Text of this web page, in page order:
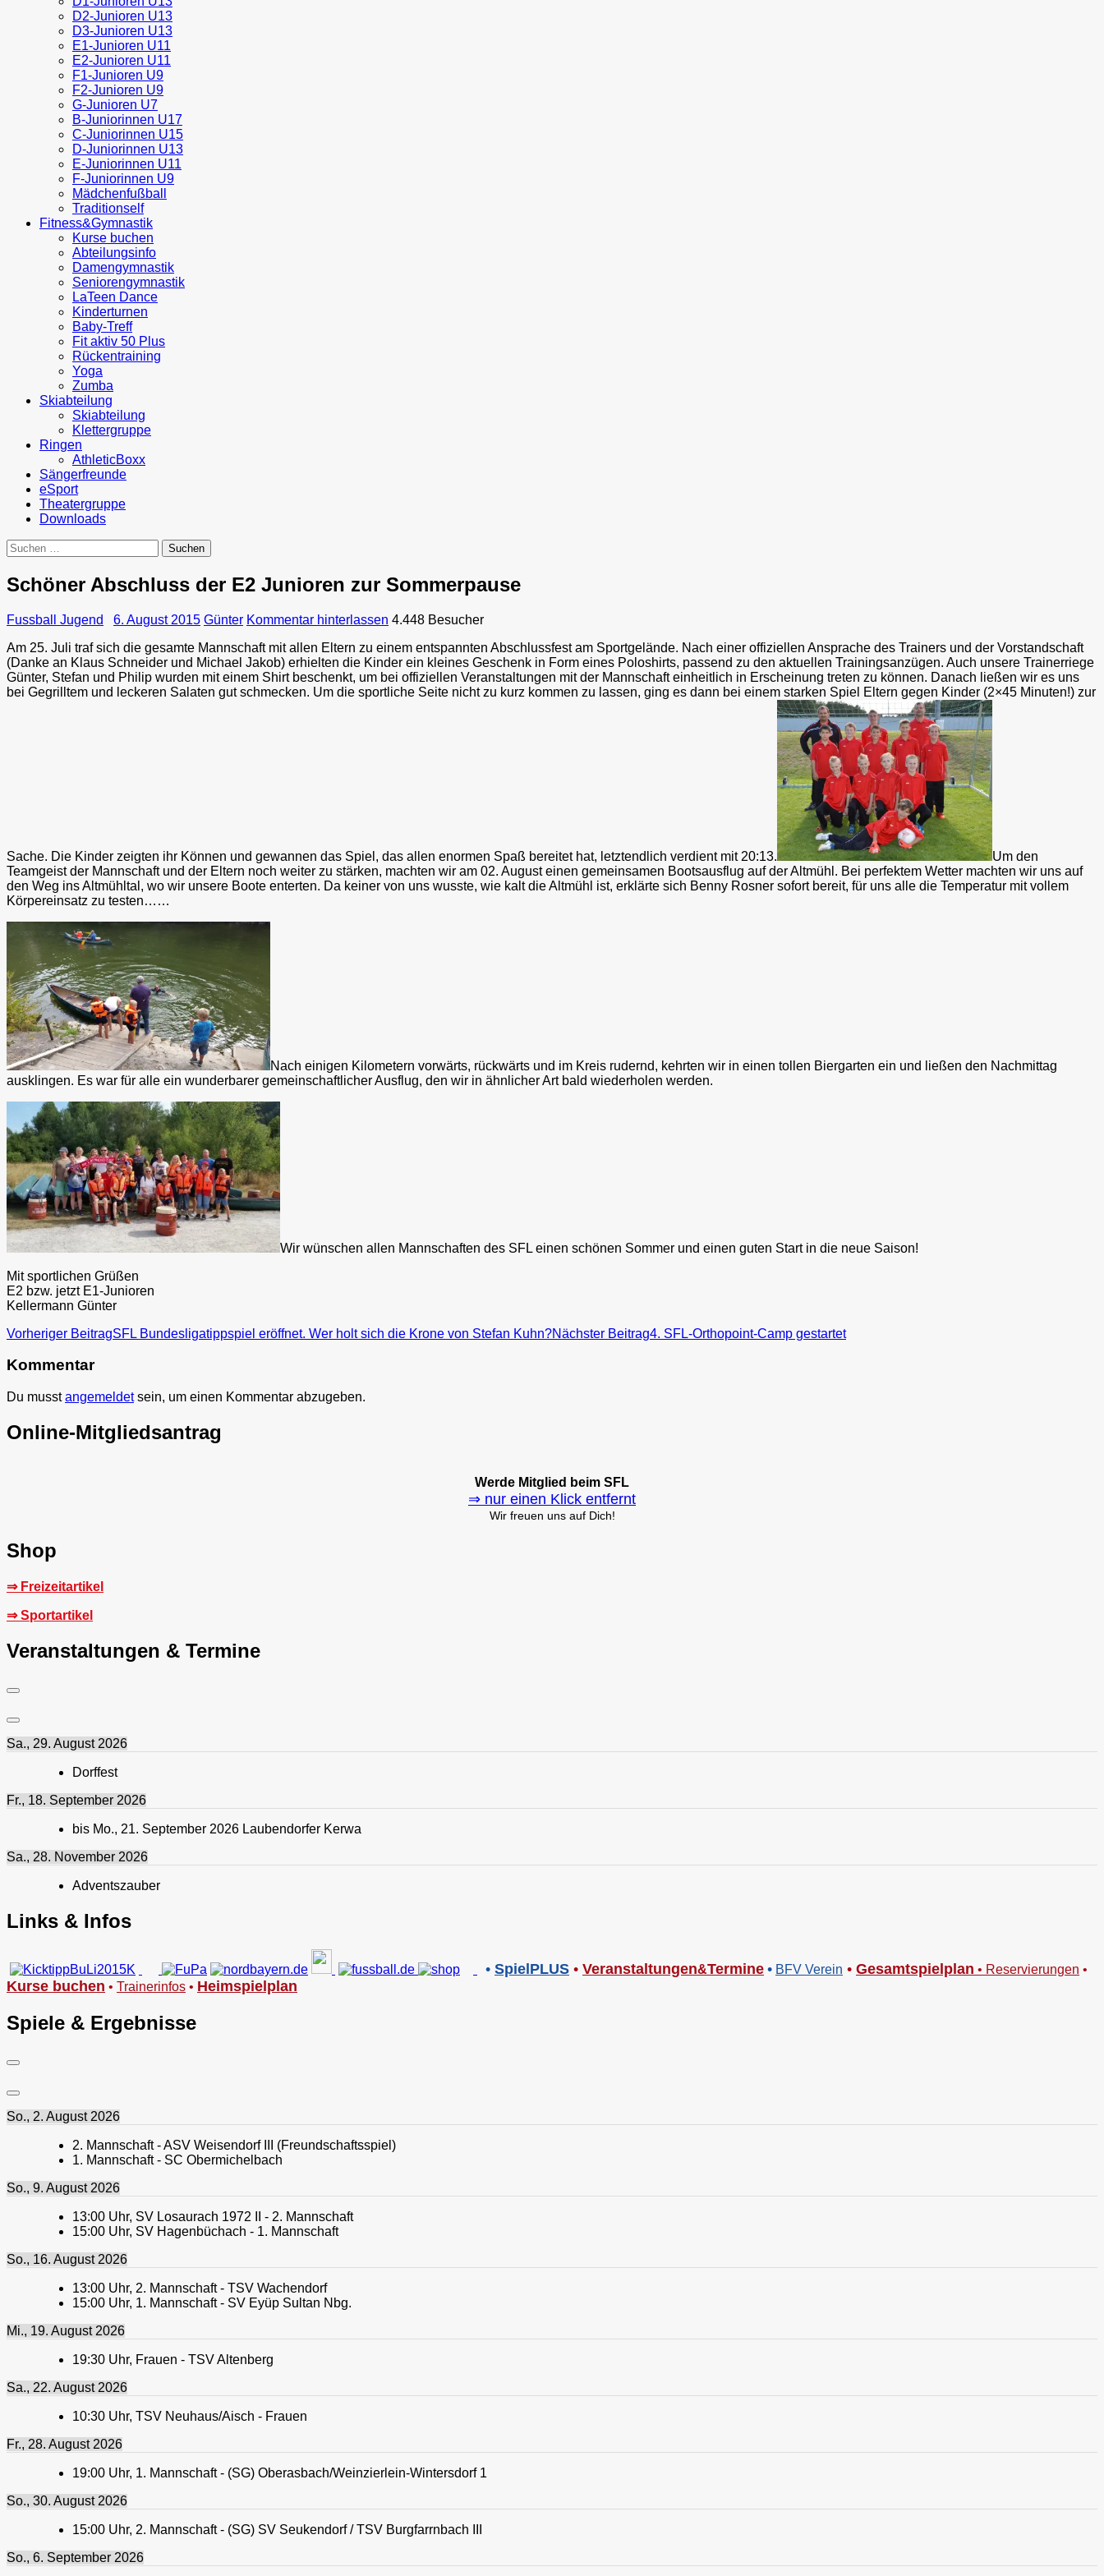
D2-Junioren U13
D3-Junioren U13
E1-Junioren U11
E2-Junioren U11
F1-Junioren U9
F2-Junioren U9
G-Junioren U7
B-Juniorinnen U17
C-Juniorinnen U15
D-Juniorinnen U13
E-Juniorinnen U11
F-Juniorinnen U9
Mädchenfußball
Traditionself
Fitness&Gymnastik
Kurse buchen
Abteilungsinfo
Damengymnastik
Seniorengymnastik
LaTeen Dance
Kinderturnen
Baby-Treff
Fit aktiv 50 Plus
Rückentraining
Yoga
Zumba
Skiabteilung
Skiabteilung
Klettergruppe
Ringen
AthleticBoxx
Sängerfreunde
eSport
Theatergruppe
Downloads
Suchen
nach:
Schöner Abschluss der E2 Junioren zur Sommerpause
Fussball Jugend 6. August 2015 Günter Kommentar hinterlassen 4.448 Besucher
Am 25. Juli traf sich die gesamte Mannschaft mit allen Eltern zu einem entspannten Abschlussfest am Sportgelände. Nach einer offiziellen Ansprache des Trainers und der Vorstandschaft
(Danke an Klaus Schneider und Michael Jakob) erhielten die Kinder ein kleines Geschenk in Form eines Poloshirts, passend zu den aktuellen Trainingsanzügen. Auch unsere Trainerriege
Günter, Stefan und Philip wurden mit einem Shirt beschenkt, um bei offiziellen Veranstaltungen mit der Mannschaft einheitlich in Erscheinung treten zu können. Danach ließen wir es uns
bei Gegrilltem und leckeren Salaten gut schmecken. Um die sportliche Seite nicht zu kurz kommen zu lassen, ging es dann bei einem starken Spiel Eltern gegen Kinder (2×45 Minuten!) zur
Sache. Die Kinder zeigten ihr Können und gewannen das Spiel, das allen enormen Spaß bereitet hat, letztendlich verdient mit 20:13.
Um den
Teamgeist der Mannschaft und der Eltern noch weiter zu stärken, machten wir am 02. August einen gemeinsamen Bootsausflug auf der Altmühl. Bei perfektem Wetter machten wir uns auf
den Weg ins Altmühltal, wo wir unsere Boote enterten. Da keiner von uns wusste, wie kalt die Altmühl ist, erklärte sich Benny Rosner sofort bereit, für uns alle die Temperatur mit vollem
Körpereinsatz zu testen……
Nach einigen Kilometern vorwärts, rückwärts und im Kreis rudernd, kehrten wir in einen tollen Biergarten ein und ließen den Nachmittag
ausklingen. Es war für alle ein wunderbarer gemeinschaftlicher Ausflug, den wir in ähnlicher Art bald wiederholen werden.
Wir wünschen allen Mannschaften des SFL einen schönen Sommer und einen guten Start in die neue Saison!
Mit sportlichen Grüßen
E2 bzw. jetzt E1-Junioren
Kellermann Günter
Beitragsnavigation
Vorheriger BeitragSFL Bundesligatippspiel eröffnet. Wer holt sich die Krone von Stefan Kuhn?Nächster Beitrag4. SFL-Orthopoint-Camp gestartet
Kommentar
Du musstangemeldetsein, um einen Kommentar abzugeben.
Online-Mitgliedsantrag
Werde Mitglied beim SFL
⇒ nur einen Klick entfernt
Wir freuen uns auf Dich!
Shop
⇒ Freizeitartikel
⇒ Sportartikel
Veranstaltungen & Termine
Sa., 29. August 2026
Dorffest
Fr., 18. September 2026
bis Mo., 21. September 2026 Laubendorfer Kerwa
Sa., 28. November 2026
Adventszauber
Links & Infos
• SpielPLUS • Veranstaltungen&Termine • BFV Verein • Gesamtspielplan • Reservierungen •
Kurse buchen • Trainerinfos • Heimspielplan
Spiele & Ergebnisse
So., 2. August 2026
2. Mannschaft - ASV Weisendorf III (Freundschaftsspiel)
1. Mannschaft - SC Obermichelbach
So., 9. August 2026
13:00 Uhr, SV Losaurach 1972 II - 2. Mannschaft
15:00 Uhr, SV Hagenbüchach - 1. Mannschaft
So., 16. August 2026
13:00 Uhr, 2. Mannschaft - TSV Wachendorf
15:00 Uhr, 1. Mannschaft - SV Eyüp Sultan Nbg.
Mi., 19. August 2026
19:30 Uhr, Frauen - TSV Altenberg
Sa., 22. August 2026
10:30 Uhr, TSV Neuhaus/Aisch - Frauen
Fr., 28. August 2026
19:00 Uhr, 1. Mannschaft - (SG) Oberasbach/Weinzierlein-Wintersdorf 1
So., 30. August 2026
15:00 Uhr, 2. Mannschaft - (SG) SV Seukendorf / TSV Burgfarrnbach III
So., 6. September 2026